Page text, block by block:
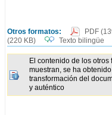
Otros formatos: PDF
(220 KB)
Texto bilingüe
El contenido de los otros
muestran, se ha
transformación del
y auténtico